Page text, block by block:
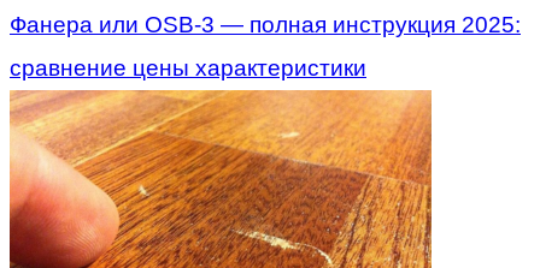
Фанера или OSB-3 — полная инструкция 2025:
сравнение цены характеристики